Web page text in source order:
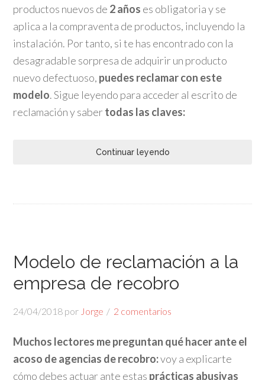
productos nuevos de 2 años es obligatoria y se
aplica a la compraventa de productos, incluyendo la
instalación. Por tanto, si te has encontrado con la
desagradable sorpresa de adquirir un producto
nuevo defectuoso, puedes reclamar con este
modelo. Sigue leyendo para acceder al escrito de
reclamación y sabertodas las claves:
Continuar leyendo
Modelo de reclamación a la
empresa de recobro
24/04/2018 por Jorge 2 comentarios
Muchos lectores me preguntan qué hacer ante el
acoso de agencias de recobro:voy a explicarte
cómo debes actuar ante estas prácticas abusivas